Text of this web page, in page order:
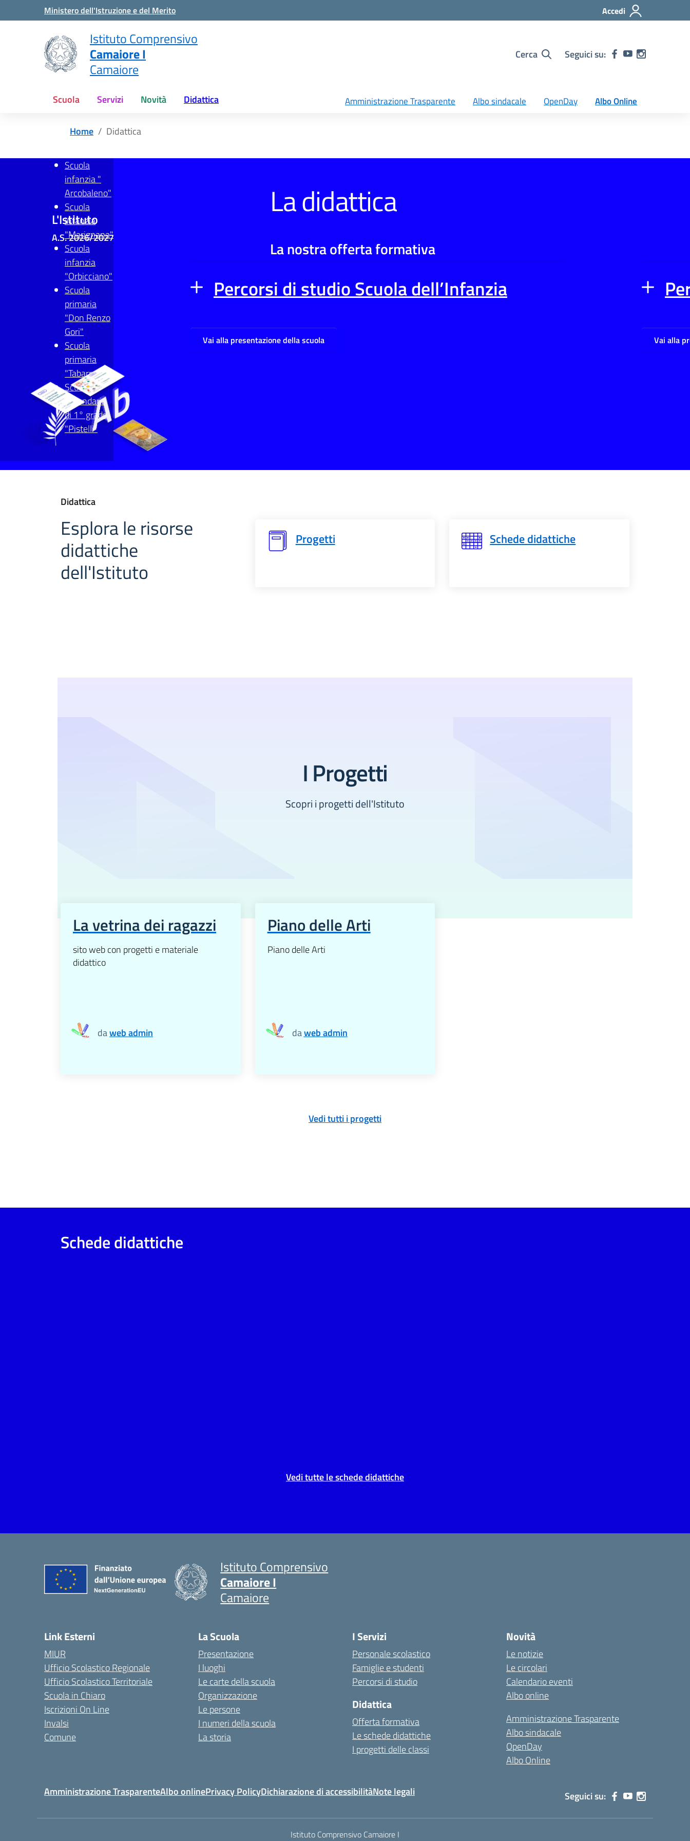
Vai ai contenuti
Vai al menu di navigazione
Ministero dell'Istruzione e del Merito Accedi
Istituto Comprensivo
Camaiore I
Camaiore
Cerca Seguici su:
Scuola Servizi Novità Didattica Amministrazione Trasparente Albo sindacale OpenDay Albo Online
Home Didattica
La didattica
La nostra offerta formativa
L'Istituto
A.S. 2026/2027
Scuola
infanzia "
Arcobaleno"
Scuola
infanzia
"Marignana"
Scuola
infanzia
"Orbicciano"
Scuola
primaria
"Don Renzo
Gori"
Scuola
primaria
"Tabarrani"
Scuola
secondaria
di 1° grado
"Pistelli"
Percorsi di studio Scuola dell’Infanzia
Vai alla presentazione della scuola Vai alla
Didattica
Esplora le risorse
didattiche
dell'Istituto
Progetti Schede didattiche
I Progetti
Scopri i progetti dell'Istituto
La vetrina dei ragazzi
sito web con progetti e materiale
didattico
daweb admin
Piano delle Arti
Piano delle Arti
daweb admin
Vedi tutti i progetti
Schede didattiche
Vedi tutte le schede didattiche
Istituto Comprensivo
Camaiore I
Camaiore
Link Esterni
MIUR
Ufficio Scolastico Regionale
Ufficio Scolastico Territoriale
Scuola in Chiaro
Iscrizioni On Line
Invalsi
Comune
La Scuola
Presentazione
I luoghi
Le carte della scuola
Organizzazione
Le persone
I numeri della scuola
La storia
I Servizi
Personale scolastico
Famiglie e studenti
Percorsi di studio
Didattica
Offerta formativa
Le schede didattiche
I progetti delle classi
Novità
Le notizie
Le circolari
Calendario eventi
Albo online
Amministrazione Trasparente
Albo sindacale
OpenDay
Albo Online
Amministrazione TrasparenteAlbo onlinePrivacy PolicyDichiarazione di accessibilitàNote legali Seguici su:
Istituto Comprensivo Camaiore I